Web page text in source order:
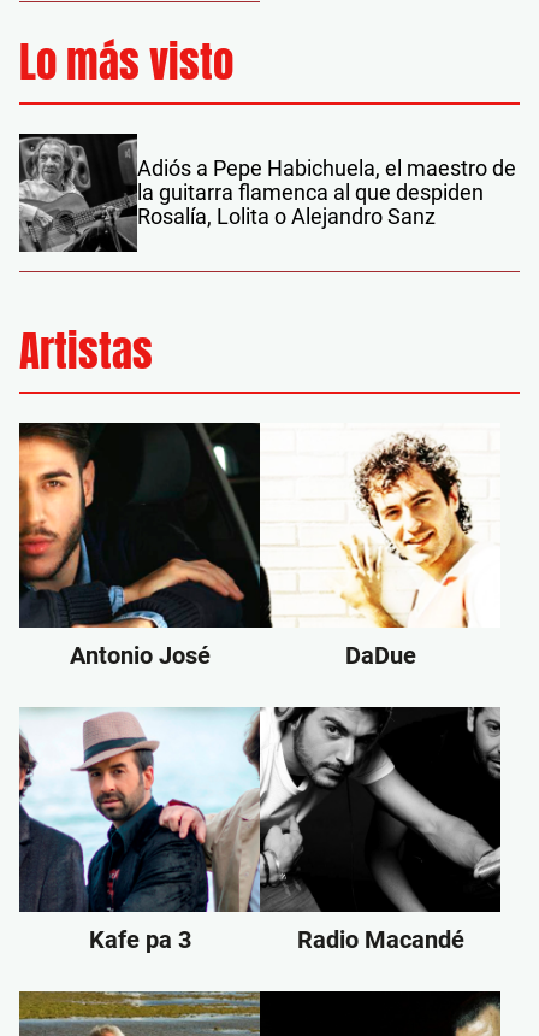
Lo más visto
Adiós a Pepe Habichuela, el maestro de
la guitarra flamenca al que despiden
Rosalía, Lolita o Alejandro Sanz
Artistas
Antonio José DaDue
Kafe pa 3 Radio Macandé